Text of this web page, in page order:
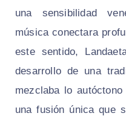
una sensibilidad
música conectara
este sentido,
desarrollo de una
mezclaba lo
una fusión única que